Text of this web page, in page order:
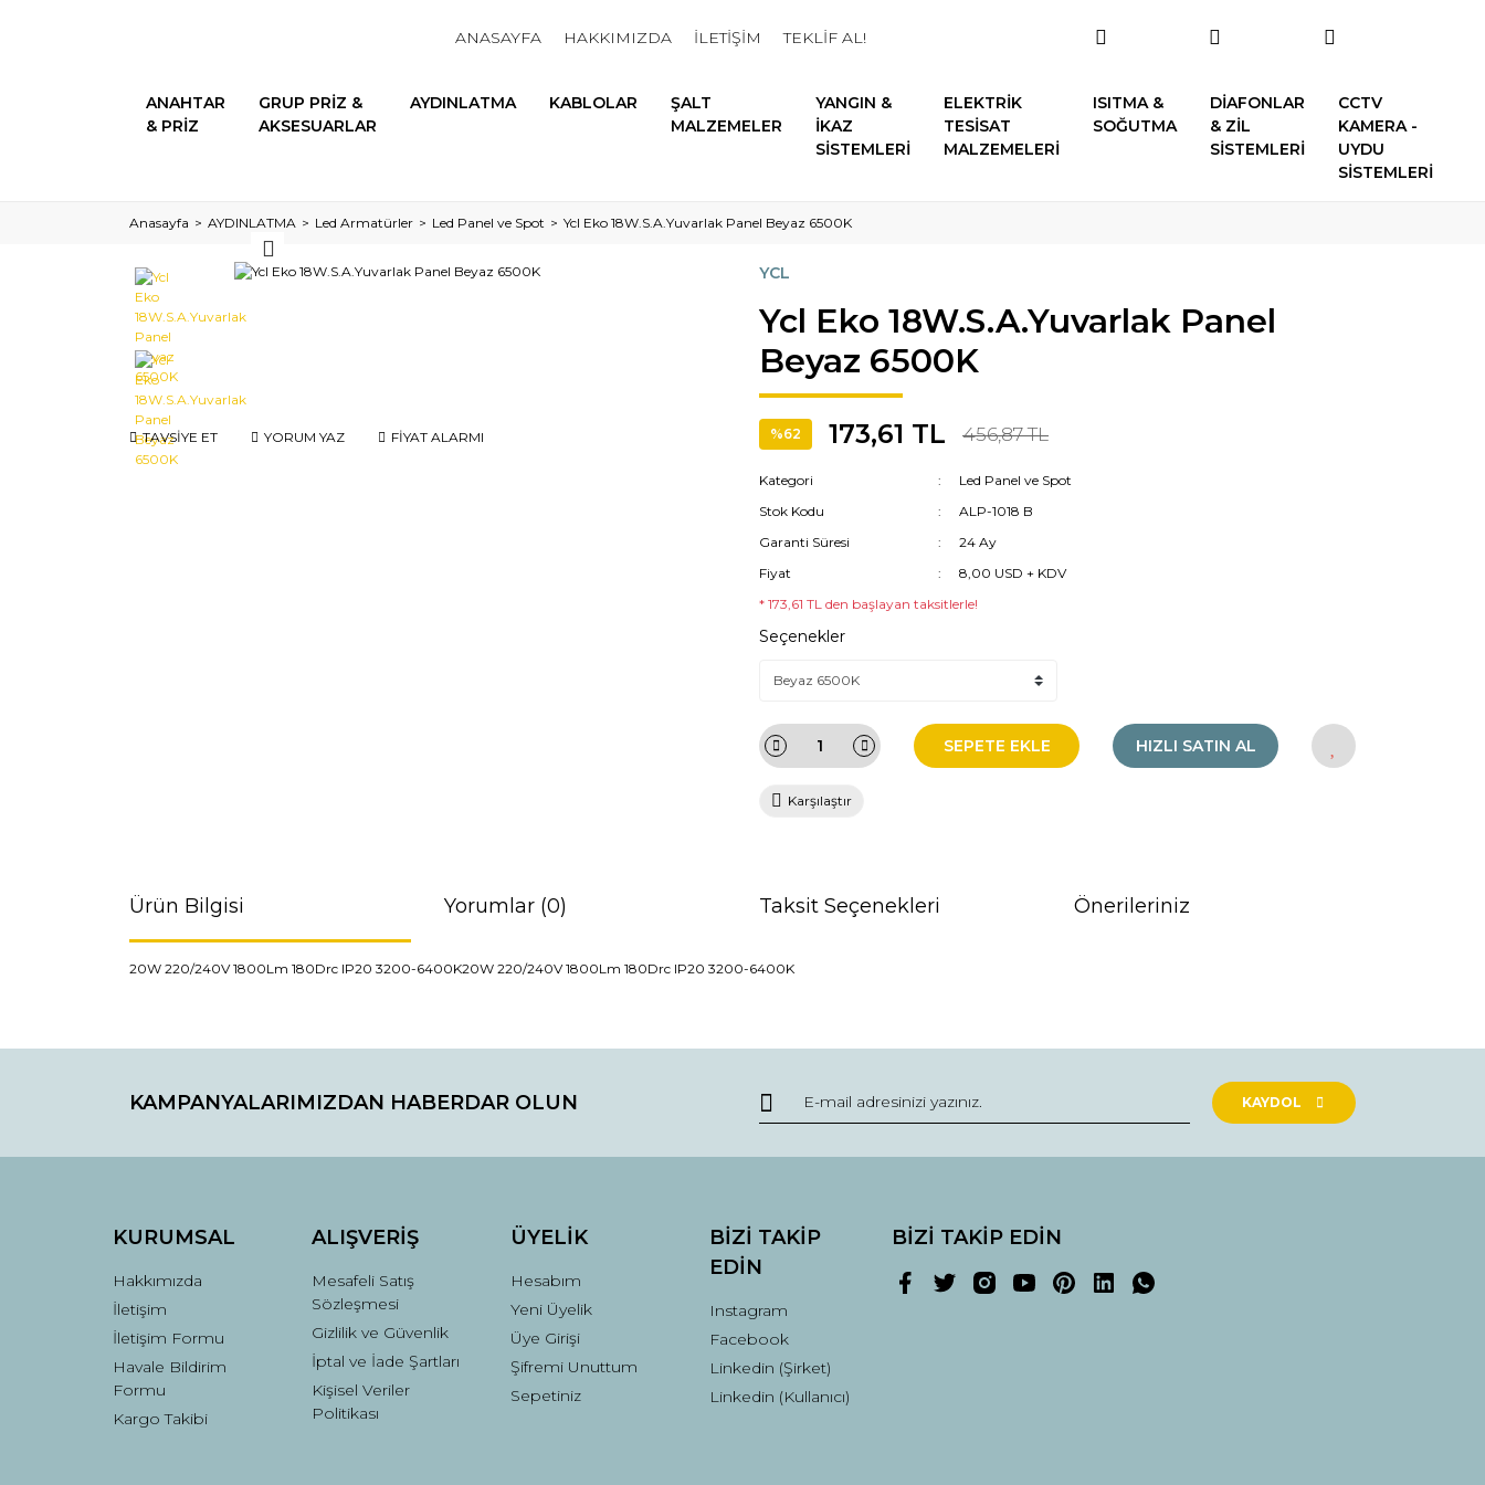
ANASAYFA HAKKIMIZDA İLETİŞİM TEKLİF AL!
ANAHTAR
& PRİZ
GRUP PRİZ &
AKSESUARLAR
AYDINLATMA KABLOLAR
ŞALT
MALZEMELER
YANGIN &
İKAZ
SİSTEMLERİ
ELEKTRİK
TESİSAT
MALZEMELERİ
ISITMA &
SOĞUTMA
DİAFONLAR
& ZİL
SİSTEMLERİ
CCTV
KAMERA -
UYDU
SİSTEMLERİ
Anasayfa AYDINLATMA Led Armatürler Led Panel ve Spot Ycl Eko 18W.S.A.Yuvarlak Panel Beyaz 6500K
TAVSİYE ET YORUM YAZ FİYAT ALARMI
YCL
Ycl Eko 18W.S.A.Yuvarlak Panel
Beyaz 6500K
%62 173,61 TL 456,87 TL
Kategori
Led Panel ve Spot
Stok Kodu
ALP-1018 B
Garanti Süresi
24 Ay
Fiyat
8,00 USD + KDV
* 173,61 TL den başlayan taksitlerle!
Seçenekler
SEPETE EKLE HIZLI SATIN AL
Karşılaştır
Ürün Bilgisi Yorumlar (0) Taksit Seçenekleri Önerileriniz
20W 220/240V 1800Lm 180Drc IP20 3200-6400K20W 220/240V 1800Lm 180Drc IP20 3200-6400K
Yorum Yaz
Görüş ve önerileriniz için teşekkür ederiz.
Ürün resmi kalitesiz, bozuk veya görüntülenemiyor.
Bu ürüne benzer farklı alternatifler olmalı.
Gönder
KAMPANYALARIMIZDAN HABERDAR OLUN KAYDOL
KURUMSAL
Hakkımızda
İletişim
İletişim Formu
Havale Bildirim
Formu
Kargo Takibi
ALIŞVERİŞ
Mesafeli Satış
Sözleşmesi
Gizlilik ve Güvenlik
İptal ve İade Şartları
Kişisel Veriler
Politikası
ÜYELİK
Hesabım
Yeni Üyelik
Üye Girişi
Şifremi Unuttum
Sepetiniz
BİZİ TAKİP
EDİN
Instagram
Facebook
Linkedin (Şirket)
Linkedin (Kullanıcı)
BİZİ TAKİP EDİN